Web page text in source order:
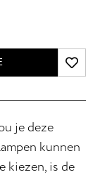
je deze
kunnen
kiezen, is de